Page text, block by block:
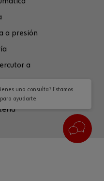
a presión
a
una consulta? Estamos
ayudarte.